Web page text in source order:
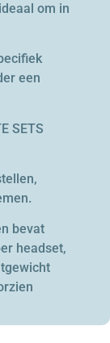
om in
een
SETS
bevat
headset,